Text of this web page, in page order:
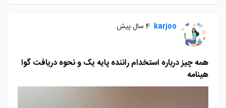
karjoo 4 سال پیش
همه چیز درباره استخدام راننده پایه یک و نحوه دریافت گوا
هینامه